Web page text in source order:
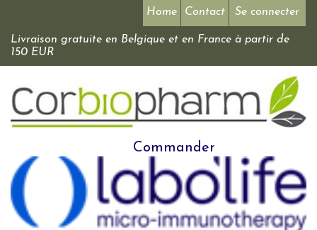
Se connecter
Home Contact
Livraison gratuite en Belgique et en France à partir de
150 EUR
Commander